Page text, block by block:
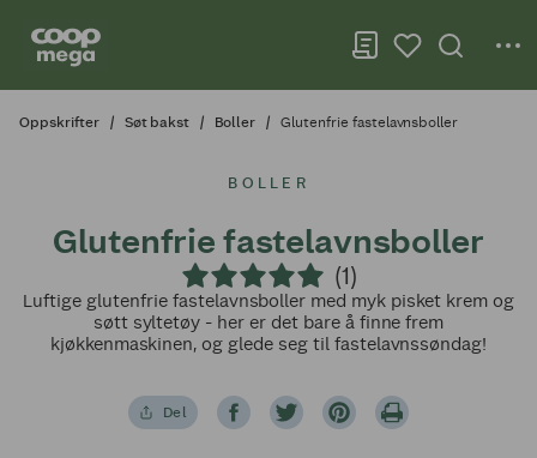
Oppskrifter Søt bakst Boller Glutenfrie fastelavnsboller
BOLLER
Glutenfrie fastelavnsboller
(1)
Luftige glutenfrie fastelavnsboller med myk pisket krem og
søtt syltetøy - her er det bare å finne frem
kjøkkenmaskinen, og glede seg til fastelavnssøndag!
Del